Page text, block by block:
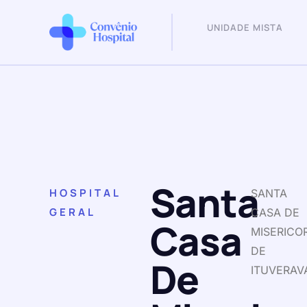
UNIDADE MISTA
HOSPITAL
GERAL
Santa
Casa
De
SANTA
CASA DE
DE